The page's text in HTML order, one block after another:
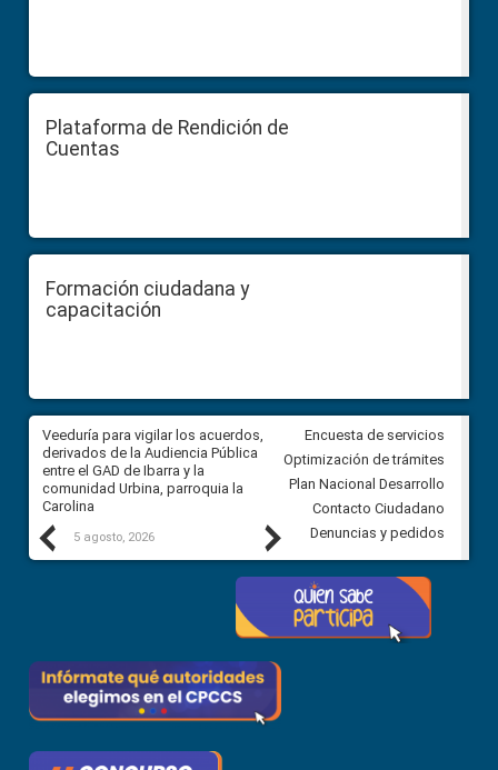
Plataforma de Rendición de
Cuentas
Formación ciudadana y
capacitación
Previous
Veeduría para vigilar los acuerdos,
derivados de la Audiencia Pública
entre el GAD de Ibarra y la
comunidad Urbina, parroquia la
Carolina
5 agosto, 2026
CPCCS convoca a Veeduría
Ciudadana para vigilar el
5 agosto, 2026
Next
Encuesta de servicios
Optimización de trámites
Plan Nacional Desarrollo
Contacto Ciudadano
Denuncias y pedidos